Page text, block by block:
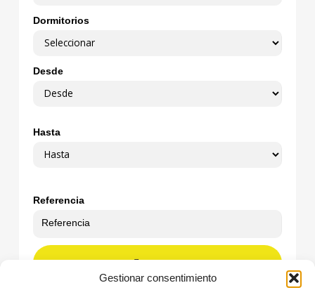
Gestionar consentimiento
Dormitorios
Desde
Hasta
Referencia
BUSCAR